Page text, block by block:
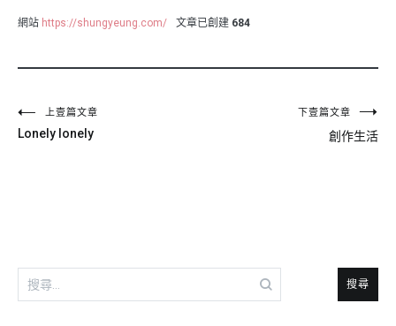
網站 https://shungyeung.com/ 文章已創建 684
文
章
上壹篇文章
Lonely lonely
下壹篇文章
創作生活
搜
尋